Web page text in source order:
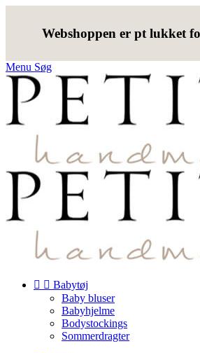
Webshoppen er pt lukket
Menu Søg
  Babytøj
Baby bluser
Babyhjelme
Bodystockings
Sommerdragter